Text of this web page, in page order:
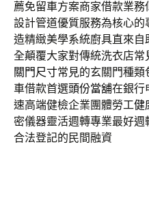
薦免留車方案商家借款業務
設計管道優質服務為核心的
造精緻美學系統廚具直來
全顛覆大家對傳統洗衣店
關門尺寸常見的玄關門種
車借款首選頭份當舖在銀行
速高端健檢企業團體勞工健
密儀器靈活週轉專業最好週
合法登記的民間融資